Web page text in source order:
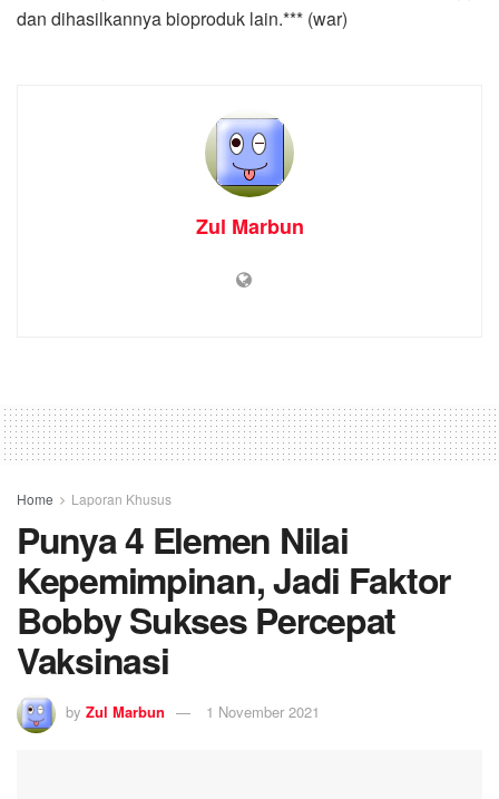
dan dihasilkannya bioproduk lain.*** (war)
Zul Marbun
Home Laporan Khusus
Punya 4 Elemen Nilai
Kepemimpinan, Jadi Faktor
Bobby Sukses Percepat
Vaksinasi
by Zul Marbun 1 November 2021